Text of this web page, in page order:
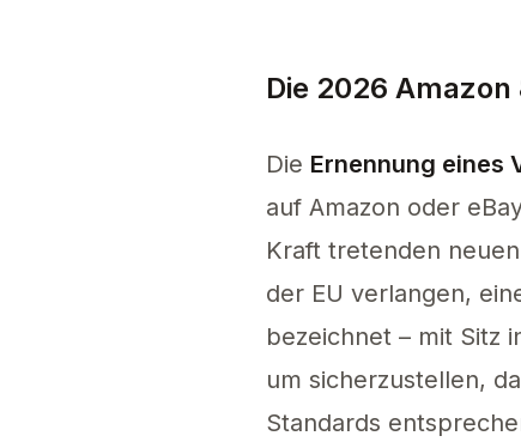
Die 2026
Die Ernennung eines
auf Amazon oder
Kraft tretenden
der EU verlangen,
bezeichnet – mit Sitz
um sicherzustellen,
Standards